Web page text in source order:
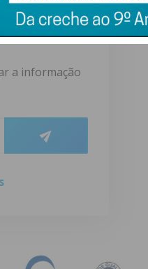
a informação